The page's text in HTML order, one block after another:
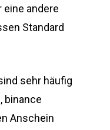
eine andere
Standard
sehr häufig
binance
Anschein